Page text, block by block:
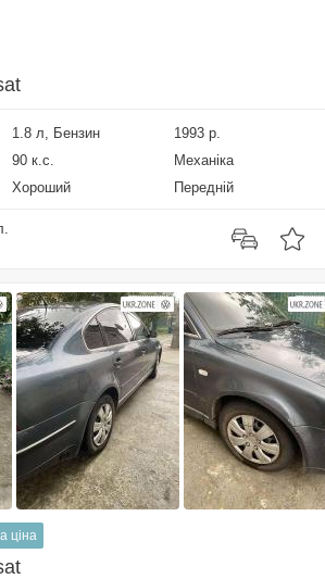
1.8 л, Бензин
1993 р.
90 к.с.
Механіка
Хороший Передній
ціна